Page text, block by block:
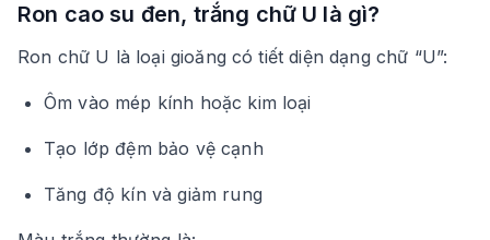
Ron cao su đen, trắng chữ U là gì?
Ron chữ U là loại gioăng có tiết diện dạng chữ “U”:
Ôm vào mép kính hoặc kim loại
Tạo lớp đệm bảo vệ cạnh
Tăng độ kín và giảm rung